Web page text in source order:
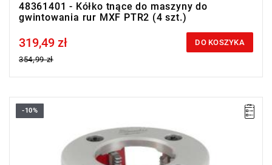
48361401 - Kółko tnące do maszyny do
gwintowania rur MXF PTR2 (4 szt.)
Price tax included
319,49 zł
354,99 zł
DO KOSZYKA
Głowice tnące do gwintownicy są bardzo wytrzymałe, dzięki
czemu zapewniają niezawodną pracę nawet w ciężkich
-10%